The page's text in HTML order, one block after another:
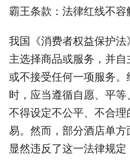
霸王条款：法律红线不容
我国《消费者权益保护
主选择商品或服务，并
或不接受任何一项服务
时，应当遵循自愿、平等
不得设定不公平、不合
易。然而，部分酒店单方
显然违反了这一法律规定